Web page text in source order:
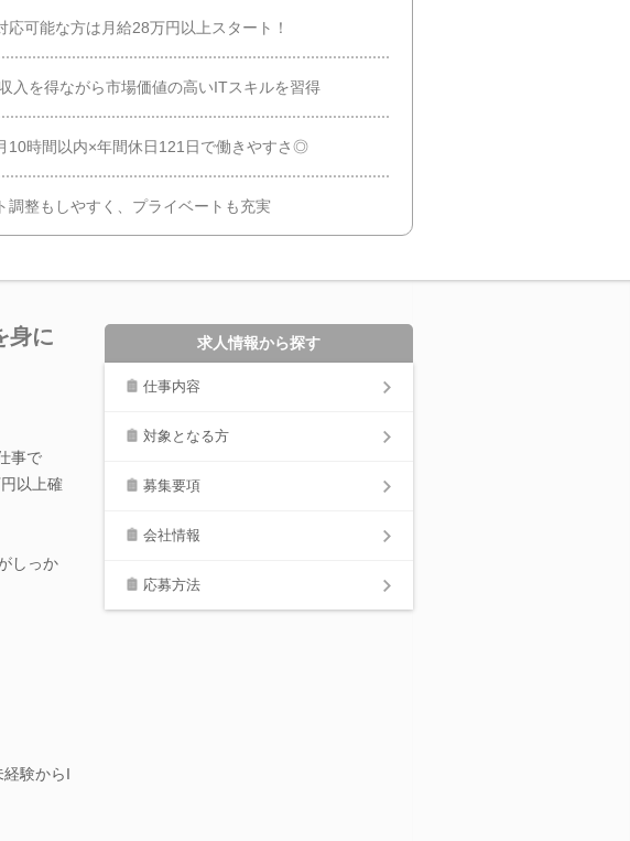
応可能な方は月給28万円以上スタート！
入を得ながら市場価値の高いITスキルを習得
10時間以内×年間休日121日で働きやすさ◎
調整もしやすく、プライベートも充実
身に
事で
以上確
しっか
験からI
求人情報から探す
仕事内容
対象となる方
募集要項
会社情報
応募方法